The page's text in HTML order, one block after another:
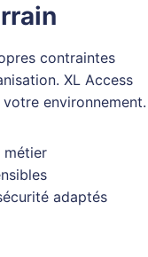
contraintes
XL Access
environnement.
métier
adaptés